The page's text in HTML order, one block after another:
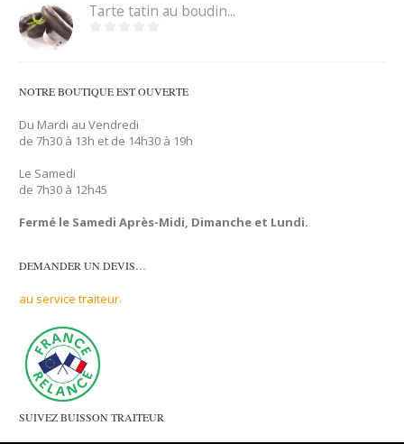
Tarte tatin au boudin...
NOTRE BOUTIQUE EST OUVERTE
Du Mardi au Vendredi
de 7h30 à 13h et de 14h30 à 19h
Le Samedi
de 7h30 à 12h45
Fermé le Samedi Après-Midi, Dimanche et Lundi.
DEMANDER UN DEVIS…
au service traiteur.
SUIVEZ BUISSON TRAITEUR